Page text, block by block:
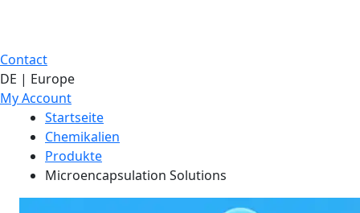
Contact
DE | Europe
My Account
Startseite
Chemikalien
Produkte
Microencapsulation Solutions